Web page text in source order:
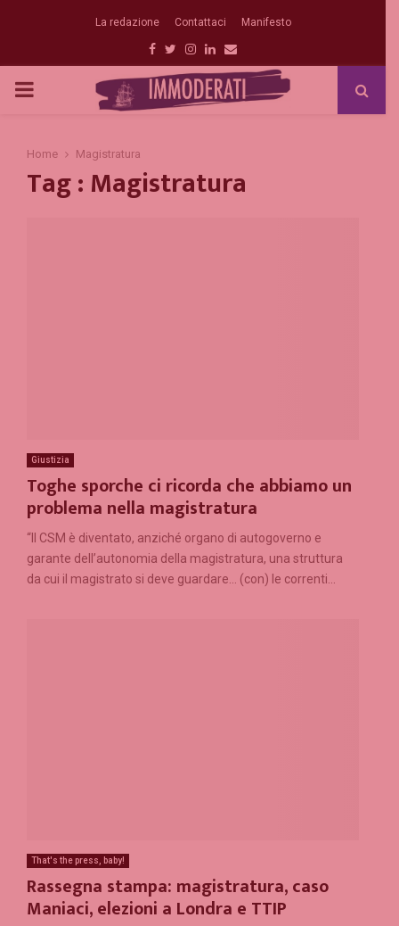
La redazione Contattaci Manifesto
Facebook
Twitter
Instagram
Linkedin
Email
PRIMARY
Home Magistratura
Tag : Magistratura
Giustizia
Toghe sporche ci ricorda che abbiamo un
problema nella magistratura
“Il CSM è diventato, anziché organo di autogoverno e
garante dell’autonomia della magistratura, una struttura
da cui il magistrato si deve guardare… (con) le correnti...
That's the press, baby!
Rassegna stampa: magistratura, caso
Maniaci, elezioni a Londra e TTIP